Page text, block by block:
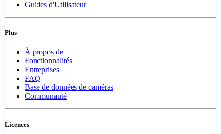
Guides d'Utilisateur
Plus
À propos de
Fonctionnalités
Entreprises
FAQ
Base de données de caméras
Communauté
Licences